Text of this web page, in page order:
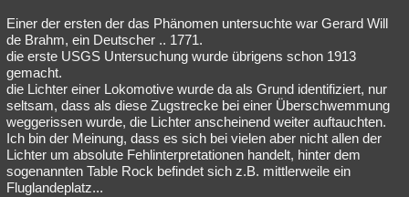
Einer der ersten der das Phänomen untersuchte war Gerard Will
de Brahm, ein Deutscher .. 1771.
die erste USGS Untersuchung wurde übrigens schon 1913
gemacht.
die Lichter einer Lokomotive wurde da als Grund identifiziert, nur
seltsam, dass als diese Zugstrecke bei einer Überschwemmung
weggerissen wurde, die Lichter anscheinend weiter auftauchten.
Ich bin der Meinung, dass es sich bei vielen aber nicht allen der
Lichter um absolute Fehlinterpretationen handelt, hinter dem
sogenannten Table Rock befindet sich z.B. mittlerweile ein
Fluglandeplatz...